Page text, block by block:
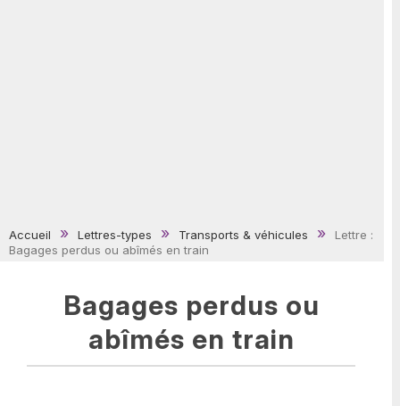
Accueil Lettres-types Transports & véhicules
Lettre :
Bagages perdus ou abîmés en train
Bagages perdus ou
abîmés en train